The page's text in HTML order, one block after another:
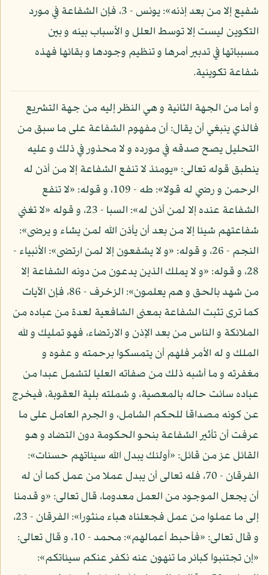
شفيع إلا من بعد إذنه»: يونس - 3، فإن الشفاعة في مورد
التكوين ليست إلا توسط العلل و الأسباب بينه و بين
مسبباتها في تدبير أمرها و تنظيم وجودها و بقائها فهذه
شفاعة تكوينية.
و أما من الجهة الثانية و هي النظر إليه من جهة التشريع
فالذي ينبغي أن يقال: أن مفهوم الشفاعة على ما سبق من
التحليل يصح صدقه في مورده و لا محذور في ذلك و عليه
ينطبق قوله تعالى: «يومئذ لا تنفع الشفاعة إلا من أذن له
الرحمن و رضي له قولا»: طه - 109، و قوله: «لا تنفع
الشفاعة عنده إلا لمن أذن له»: السبا - 23، و قوله «لا تغني
شفاعتهم شيئا إلا من بعد أن يأذن الله لمن يشاء و يرضى»:
النجم - 26، و قوله: «و لا يشفعون إلا لمن ارتضى»: الأنبياء -
28، و قوله: «و لا يملك الذين يدعون من دونه الشفاعة إلا
من شهد بالحق و هم يعلمون»: الزخرف - 86، فإن الآيات
كما ترى تثبت الشفاعة بمعنى الشافعية لعدة من عباده من
الملائكة و الناس من بعد الإذن و الارتضاء، فهو تمليك و لله
الملك و له الأمر فلهم أن يتمسكوا برحمته و عفوه و
مغفرته و ما أشبه ذلك من صفاته العليا لتشمل عبدا من
عباده سائت حاله بالمعصية، و شملته بلية العقوبة، فيخرج
عن كونه مصداقا للحكم الشامل، و الجرم العامل على ما
عرفت أن تأثير الشفاعة بنحو الحكومة دون التضاد و هو
القائل عز من قائل: «أولئك يبدل الله سيئاتهم حسنات»:
الفرقان - 70، فله تعالى أن يبدل عملا من عمل كما أن له
أن يجعل الموجود من العمل معدوما، قال تعالى: «و قدمنا
إلى ما عملوا من عمل فجعلناه هباء منثورا»: الفرقان - 23،
و قال تعالى: «فأحبط أعمالهم»: محمد - 10، و قال تعالى:
«إن تجتنبوا كبائر ما تنهون عنه نكفر عنكم سيئاتكم»: